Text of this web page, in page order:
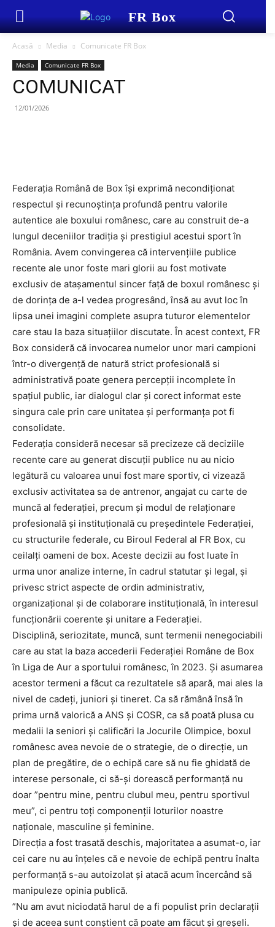
FR Box
Acasă Media Comunicate FR Box
Media Comunicate FR Box
COMUNICAT
12/01/2026
Federația Română de Box își exprimă necondiționat
respectul și recunoștința profundă pentru valorile
autentice ale boxului românesc, care au construit de-a
lungul deceniilor tradiția și prestigiul acestui sport în
România. Avem convingerea că intervențiile publice
recente ale unor foste mari glorii au fost motivate
exclusiv de atașamentul sincer față de boxul românesc și
de dorința de a-l vedea progresând, însă au avut loc în
lipsa unei imagini complete asupra tuturor elementelor
care stau la baza situațiilor discutate. În acest context, FR
Box consideră că invocarea numelor unor mari campioni
într-o divergență de natură strict profesională si
administrativă poate genera percepții incomplete în
spațiul public, iar dialogul clar și corect informat este
singura cale prin care unitatea și performanța pot fi
consolidate.
Federația consideră necesar să precizeze că deciziile
recente care au generat discuții publice nu au nicio
legătură cu valoarea unui fost mare sportiv, ci vizează
exclusiv activitatea sa de antrenor, angajat cu carte de
muncă al federației, precum și modul de relaționare
profesională și instituțională cu președintele Federației,
cu structurile federale, cu Biroul Federal al FR Box, cu
ceilalți oameni de box. Aceste decizii au fost luate în
urma unor analize interne, în cadrul statutar și legal, și
privesc strict aspecte de ordin administrativ,
organizațional și de colaborare instituțională, în interesul
funcționării coerente și unitare a Federației.
Disciplină, seriozitate, muncă, sunt termenii nenegociabili
care au stat la baza accederii Federației Române de Box
în Liga de Aur a sportului românesc, în 2023. Și asumarea
acestor termeni a făcut ca rezultatele să apară, mai ales la
nivel de cadeți, juniori și tineret. Ca să rămână însă în
prima urnă valorică a ANS și COSR, ca să poată plusa cu
medalii la seniori și calificări la Jocurile Olimpice, boxul
românesc avea nevoie de o strategie, de o direcție, un
plan de pregătire, de o echipă care să nu fie ghidată de
interese personale, ci să-și dorească performanță nu
doar ”pentru mine, pentru clubul meu, pentru sportivul
meu”, ci pentru toți componenții loturilor noastre
naționale, masculine și feminine.
Direcția a fost trasată deschis, majoritatea a asumat-o, iar
cei care nu au înțeles că e nevoie de echipă pentru înalta
performanță s-au autoizolat și atacă acum încercând să
manipuleze opinia publică.
”Nu am avut niciodată harul de a fi populist prin declarații
și de aceea sunt conștient că poate am făcut și greșeli.